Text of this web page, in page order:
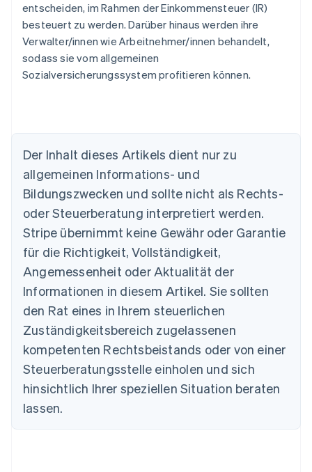
entscheiden, im Rahmen der Einkommensteuer (IR)
besteuert zu werden. Darüber hinaus werden ihre
Verwalter/innen wie Arbeitnehmer/innen behandelt,
sodass sie vom allgemeinen
Sozialversicherungssystem profitieren können.
Der Inhalt dieses Artikels dient nur zu
allgemeinen Informations- und
Bildungszwecken und sollte nicht als Rechts-
oder Steuerberatung interpretiert werden.
Stripe übernimmt keine Gewähr oder Garantie
für die Richtigkeit, Vollständigkeit,
Angemessenheit oder Aktualität der
Informationen in diesem Artikel. Sie sollten
den Rat eines in Ihrem steuerlichen
Zuständigkeitsbereich zugelassenen
kompetenten Rechtsbeistands oder von einer
Steuerberatungsstelle einholen und sich
hinsichtlich Ihrer speziellen Situation beraten
lassen.
Australien
English
Belgien
Nederlands Français DeutschEnglish
Brasilien
PortuguêsEnglish
English
Dänemark
English
Deutschland
Deutsch English
Estland
Festlandchina
简体中文English
Finnland
English
Frankreich